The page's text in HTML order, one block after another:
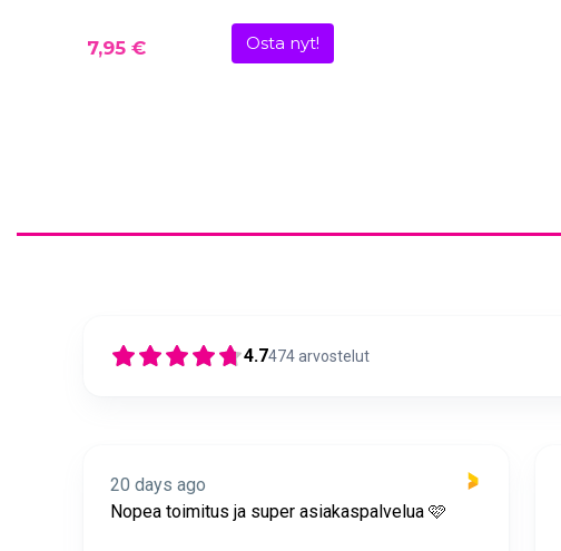
7,95 € Osta nyt!
4.7474arvostelut
20 days ago
Nopea toimitus ja super asiakaspalvelua 🩷